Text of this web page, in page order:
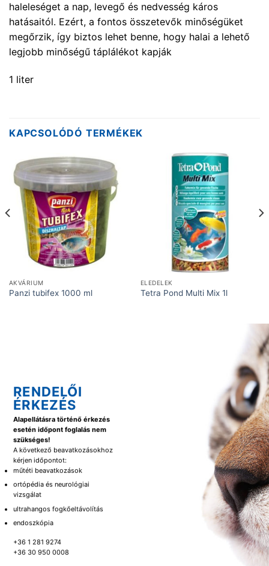
haleleséget a nap, levegő és nedvesség káros
hatásaitól. Ezért, a fontos összetevők minőségüket
megőrzik, így biztos lehet benne, hogy halai a lehető
legjobb minőségű táplálékot kapják
1 liter
KAPCSOLÓDÓ TERMÉKEK
AKVÁRIUM
Panzi tubifex 1000 ml
ELEDELEK
Tetra Pond Multi Mix 1l
RENDELŐI
ÉRKEZÉS
Alapellátásra történő érkezés
esetén időpont foglalás nem
szükséges!
A következő beavatkozásokhoz
kérjen időpontot:
műtéti beavatkozások
ortópédia és neurológiai
vizsgálat
ultrahangos fogkőeltávolítás
endoszkópia
+36 1 281 9274
+36 30 950 0008